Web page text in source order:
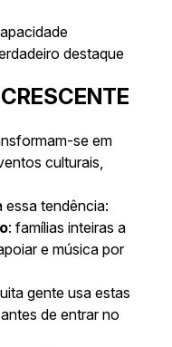
destaque
se em
culturais,
tendência:
: famílias inteiras a
e música por
gente usa estas
de entrar no